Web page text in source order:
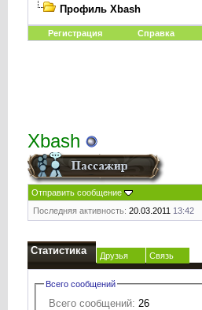
Профиль Xbash
Регистрация Справка
Xbash
Отправить сообщение
Последняя активность: 20.03.2011 13:42
Статистика Друзья Связь
Всего сообщений
Всего сообщений: 26